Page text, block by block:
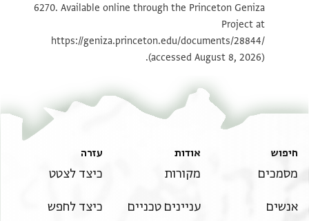
תנאי היתר שימוש בתצלום
6270. Available online through the Princeton Geniza
Project at
https://geniza.princeton.edu/documents/28844/
(accessed August 8, 2026).
חיפוש
מסמכים
אנשים
אודות
מקורות
עניינים טכניים
עזרה
כיצד לצטט
כיצד לחפש